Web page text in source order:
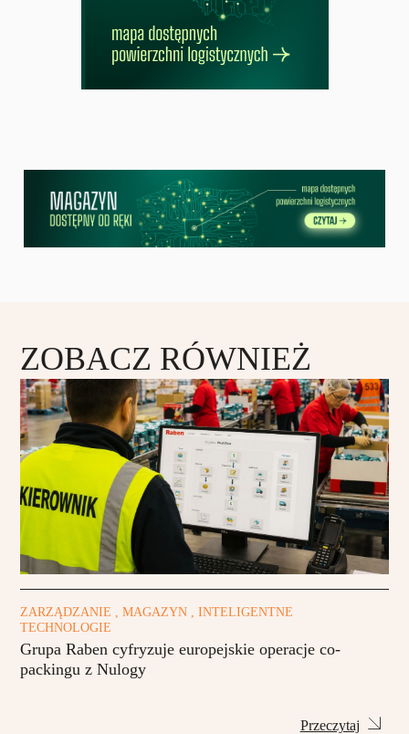
ZOBACZ RÓWNIEŻ
ZARZĄDZANIE , MAGAZYN , INTELIGENTNE
TECHNOLOGIE
Grupa Raben cyfryzuje europejskie operacje co-
packingu z Nulogy
Przeczytaj